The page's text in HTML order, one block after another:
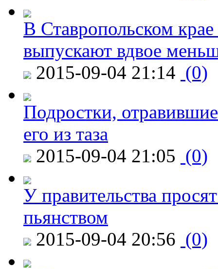
В Ставропольском
выпускают вдвое
2015-09-04 21:14 (0)
Подростки,
его из таза
2015-09-04 21:05 (0)
У правительства
пьянством
2015-09-04 20:56 (0)